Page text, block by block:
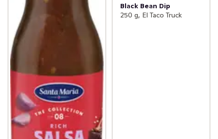
Black Bean Dip
250 g, El Taco Truck